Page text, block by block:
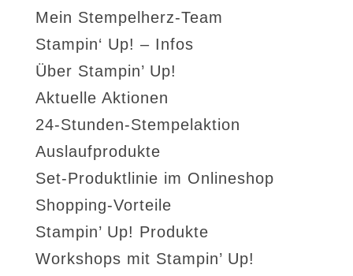
Mein Stempelherz-Team
Stampin‘ Up! – Infos
Über Stampin’ Up!
Aktuelle Aktionen
24-Stunden-Stempelaktion
Auslaufprodukte
Set-Produktlinie im Onlineshop
Shopping-Vorteile
Stampin’ Up! Produkte
Workshops mit Stampin’ Up!